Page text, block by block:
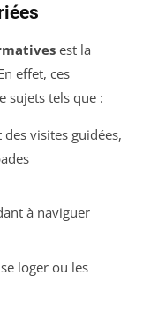
est la
effet, ces
sujets tels que :
visites guidées,
à naviguer
loger ou les